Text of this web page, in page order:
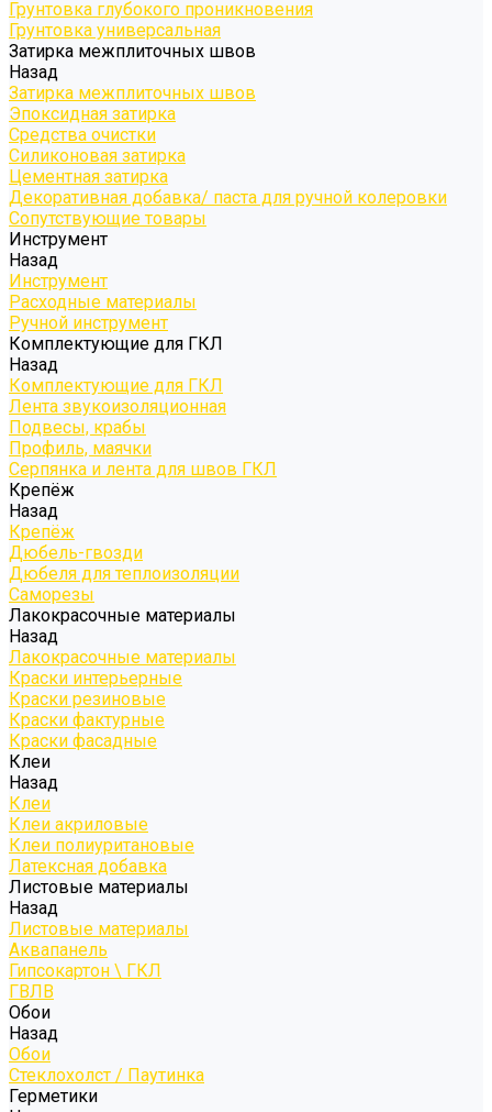
Грунтовка глубокого проникновения
Грунтовка универсальная
Затирка межплиточных швов
Назад
Затирка межплиточных швов
Эпоксидная затирка
Средства очистки
Силиконовая затирка
Цементная затирка
Декоративная добавка/ паста для ручной колеровки
Сопутствующие товары
Инструмент
Назад
Инструмент
Расходные материалы
Ручной инструмент
Комплектующие для ГКЛ
Назад
Комплектующие для ГКЛ
Лента звукоизоляционная
Подвесы, крабы
Профиль, маячки
Серпянка и лента для швов ГКЛ
Крепёж
Назад
Крепёж
Дюбель-гвозди
Дюбеля для теплоизоляции
Саморезы
Лакокрасочные материалы
Назад
Лакокрасочные материалы
Краски интерьерные
Краски резиновые
Краски фактурные
Краски фасадные
Клеи
Назад
Клеи
Клеи акриловые
Клеи полиуритановые
Латексная добавка
Листовые материалы
Назад
Листовые материалы
Аквапанель
Гипсокартон \ ГКЛ
ГВЛВ
Обои
Назад
Обои
Стеклохолст / Паутинка
Герметики